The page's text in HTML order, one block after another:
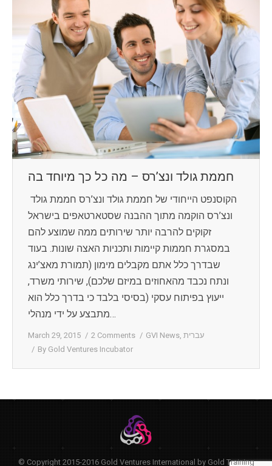
חממת גולד ונצ’רס – מה כל כך מיוחד בה
ונצ’רס הוקמה מתוך ההבנה שסטארטאפים בישראל
זקוקים להרבה יותר שירותים ממה שמוצע להם
במסגרת חממות קיימות ותכניות האצה שונות. בעוד
שבדרך כלל אתם מקבלים מימון (תמורת מאצ’ינג
ונתח נכבד מהאחוזים במיזם שלכם), שירותי משרד,
ייעוץ בפיתוח עסקי (בסיסי בלבד כי בדרך כלל הוא
מתבצע על ידי מנהלי…
March 29, 2015 2 Comments GVI News, עברית
By Gold Ventures Incubator
© Copyright 2015-2016 Gold Ventures International by Gold Training